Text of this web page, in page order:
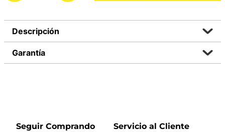
Descripción
Garantía
Seguir Comprando Servicio al Cliente